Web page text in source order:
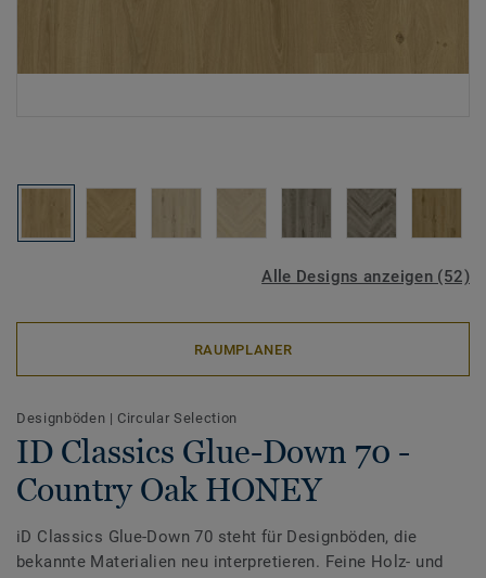
Alle Designs anzeigen (52)
RAUMPLANER
Designböden | Circular Selection
ID Classics Glue-Down 70 -
Country Oak HONEY
iD Classics Glue-Down 70 steht für Designböden, die
bekannte Materialien neu interpretieren. Feine Holz- und